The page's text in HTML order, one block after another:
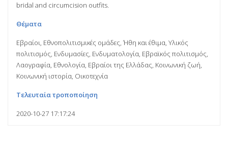
bridal and circumcision outfits.
Θέματα
Εβραίοι, Εθνοπολιτισμικές ομάδες, Ήθη και έθιμα, Υλικός
πολιτισμός, Ενδυμασίες, Ενδυματολογία, Εβραϊκός πολιτισμός,
Λαογραφία, Εθνολογία, Εβραίοι της Ελλάδας, Κοινωνική ζωή,
Κοινωνική ιστορία, Οικοτεχνία
Τελευταία τροποποίηση
2020-10-27 17:17:24